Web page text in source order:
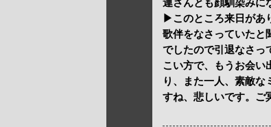
連さんとも顔馴染みに
▶このところ来日があ
歌伴をなさっていたと
でしたので引退なさっ
こい方で、もうお会い
り、また一人、素敵な
すね、悲しいです。